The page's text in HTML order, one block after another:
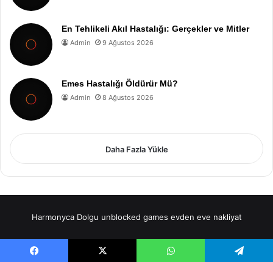
En Tehlikeli Akıl Hastalığı: Gerçekler ve Mitler
Admin 9 Ağustos 2026
Emes Hastalığı Öldürür Mü?
Admin 8 Ağustos 2026
Daha Fazla Yükle
Harmonyca Dolgu unblocked games evden eve nakliyat